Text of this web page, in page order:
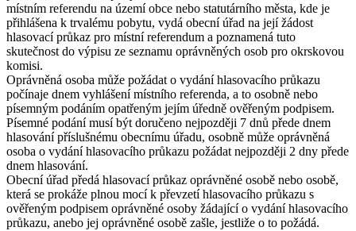
místním referendu na území obce nebo statutárního města, kde je
přihlášena k trvalému pobytu, vydá obecní úřad na její žádost
hlasovací průkaz pro místní referendum a poznamená tuto
skutečnost do výpisu ze seznamu oprávněných osob pro okrskovou
komisi.
Oprávněná osoba může požádat o vydání hlasovacího průkazu
počínaje dnem vyhlášení místního referenda, a to osobně nebo
písemným podáním opatřeným jejím úředně ověřeným podpisem.
Písemné podání musí být doručeno nejpozději 7 dnů přede dnem
hlasování příslušnému obecnímu úřadu, osobně může oprávněná
osoba o vydání hlasovacího průkazu požádat nejpozději 2 dny přede
dnem hlasování.
Obecní úřad předá hlasovací průkaz oprávněné osobě nebo osobě,
která se prokáže plnou mocí k převzetí hlasovacího průkazu s
ověřeným podpisem oprávněné osoby žádající o vydání hlasovacího
průkazu, anebo jej oprávněné osobě zašle, jestliže o to požádá.